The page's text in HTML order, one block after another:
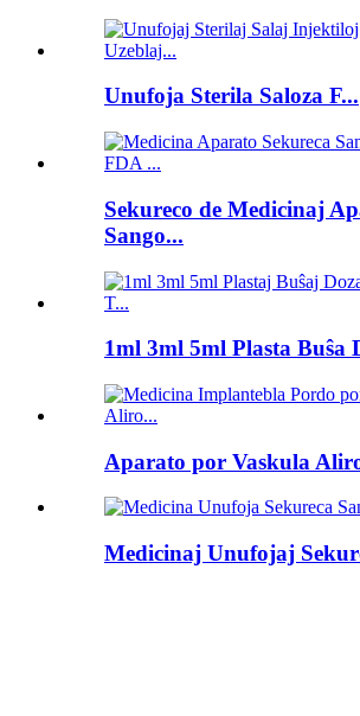
Unufoja Sterila Saloza F...
Sekureco de Medicinaj
Sango...
1ml 3ml 5ml Plasta Buŝa
Aparato por Vaskula
Medicinaj Unufojaj